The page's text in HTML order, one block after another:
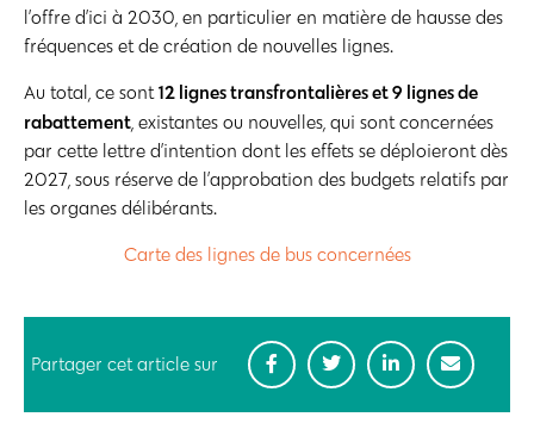
l’offre d’ici à 2030, en particulier en matière de hausse des
fréquences et de création de nouvelles lignes.
Au total, ce sont12 lignes transfrontalières et 9 lignes de
rabattement, existantes ou nouvelles, qui sont concernées
par cette lettre d’intention dont les effets se déploieront dès
2027, sous réserve de l’approbation des budgets relatifs par
les organes délibérants.
Carte des lignes de bus concernées
Partager cet article sur